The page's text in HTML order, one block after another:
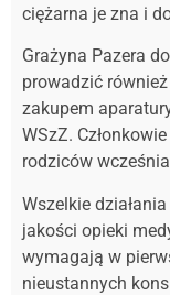
ciężarna je zna i
Grażyna Pazera
prowadzić
zakupem
WSzZ.
rodziców
Wszelkie
jakości opieki
wymagają w
nieustannych